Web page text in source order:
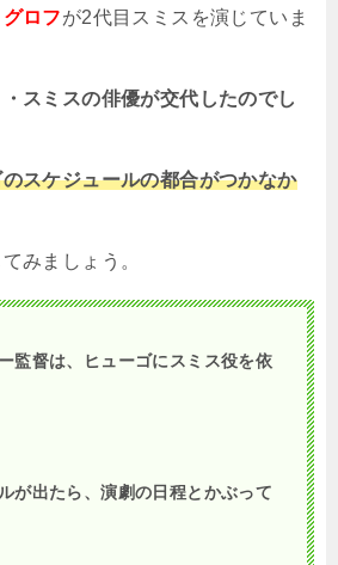
ロフが2代目スミスを演じていま
スミスの俳優が交代したのでし
スケジュールの都合がつかなか
みましょう。
監督は、ヒューゴにスミス役を依
が出たら、演劇の日程とかぶって